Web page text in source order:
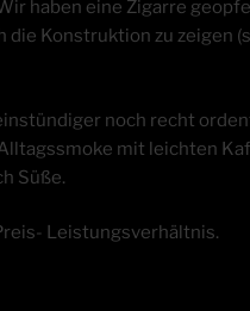
haben eine Zigar­re
die Kon­struk­ti­on zu zei­gen
noch recht
mit leich­ten
Süße.
Leistungsverhältnis.